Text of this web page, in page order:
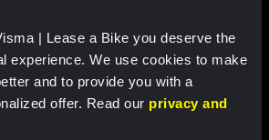
| Lease a Bike you deserve the
experience. We use cookies to make
and to provide you with a
offer. Read our privacy and